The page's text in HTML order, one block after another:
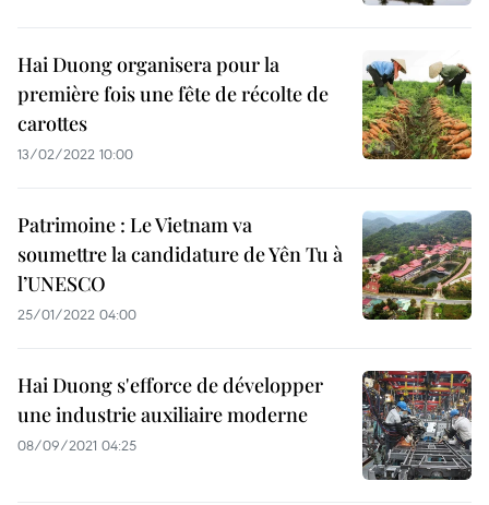
Hai Duong organisera pour la
première fois une fête de récolte de
carottes
13/02/2022 10:00
Patrimoine : Le Vietnam va
soumettre la candidature de Yên Tu à
l’UNESCO
25/01/2022 04:00
Hai Duong s'efforce de développer
une industrie auxiliaire moderne
08/09/2021 04:25